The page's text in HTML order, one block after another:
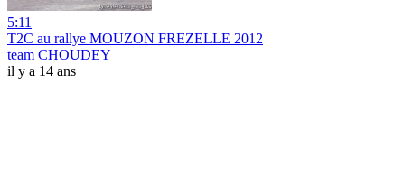
5:11
T2C au rallye MOUZON FREZELLE 2012
team CHOUDEY
il y a 14 ans